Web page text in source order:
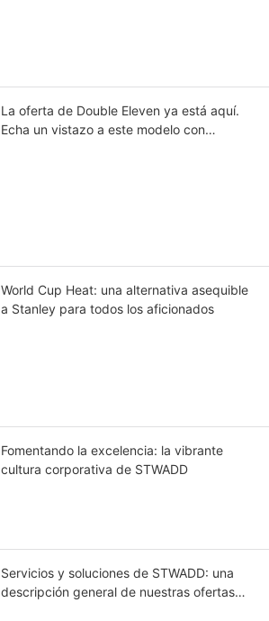
La oferta de Double Eleven ya está aquí.
Echa un vistazo a este modelo con
World Cup Heat: una alternativa asequible
a Stanley para todos los aficionados
Fomentando la excelencia: la vibrante
cultura corporativa de STWADD
Servicios y soluciones de STWADD: una
descripción general de nuestras ofertas